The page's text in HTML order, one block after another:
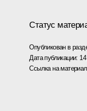
Статус
Опубликован в
Дата публикации:
Ссылка на